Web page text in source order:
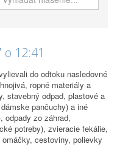
12:41
do odtoku nasledovné
ropné materiály a
stavebný odpad, plastové a
pančuchy) a iné
odpady zo záhrad,
potreby), zvieracie fekálie,
cestoviny, polievky